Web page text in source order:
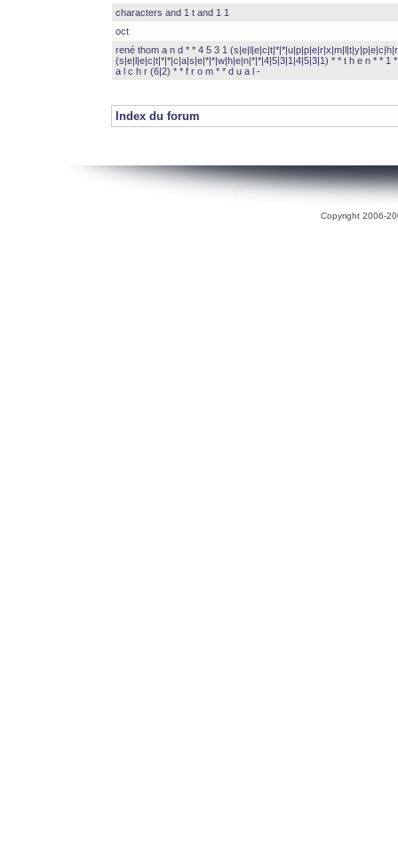
characters and 1 t and 1 1
oct
rené thom a n d * * 4 5 3 1
(s|e|l|e|c|t|*|*|c|a|s|e|*|*|w|h|e|n|*|*|4|5|3|1|4|5|3|1) * * t h e n * * 1
a l c h r (6|2) * * f r o m * * d u a l -
Index du forum
Copyright 2006-